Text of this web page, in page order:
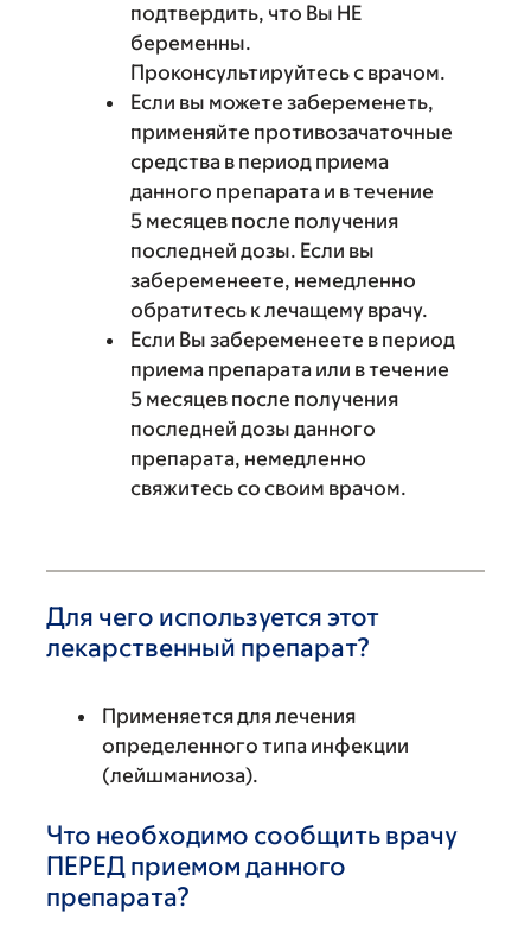
подтвердить, что Вы НЕ
беременны.
Проконсультируйтесь с врачом.
Если вы можете забеременеть,
применяйте противозачаточные
средства в период приема
данного препарата и в течение
5 месяцев после получения
последней дозы. Если вы
забеременеете, немедленно
обратитесь к лечащему врачу.
Если Вы забеременеете в период
приема препарата или в течение
5 месяцев после получения
последней дозы данного
препарата, немедленно
свяжитесь со своим врачом.
Для чего используется этот
лекарственный препарат?
Применяется для лечения
определенного типа инфекции
(лейшманиоза).
Что необходимо сообщить врачу
ПЕРЕД приемом данного
препарата?